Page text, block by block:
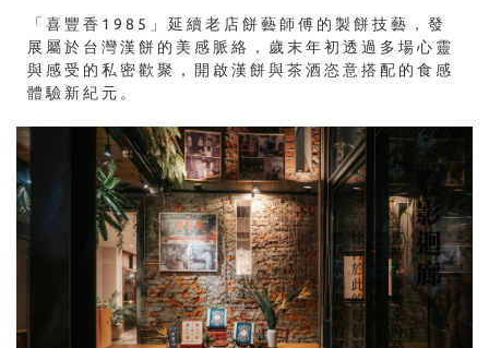
「喜豐香1985」延續老店餅藝師傅的製餅技藝，發
展屬於台灣漢餅的美感脈絡，歲末年初透過多場心靈
與感受的私密歡聚，開啟漢餅與茶酒恣意搭配的食感
體驗新紀元。